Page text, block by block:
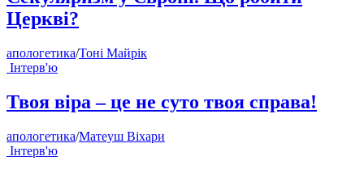
Церкві?
апологетика/Тоні Майрік
Інтерв'ю
Твоя віра – це не суто твоя справа!
апологетика/Матеуш Віхари
Інтерв'ю